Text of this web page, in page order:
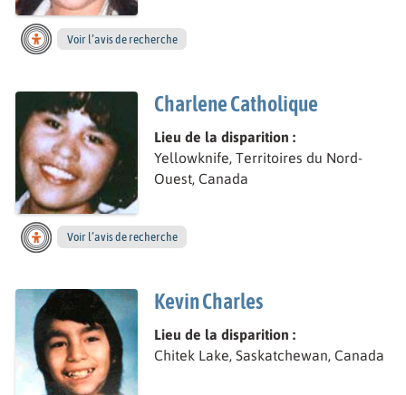
Voir l’avis de recherche
Charlene Catholique
Lieu de la disparition :
Yellowknife, Territoires du Nord-
Ouest, Canada
Voir l’avis de recherche
Kevin Charles
Lieu de la disparition :
Chitek Lake, Saskatchewan, Canada